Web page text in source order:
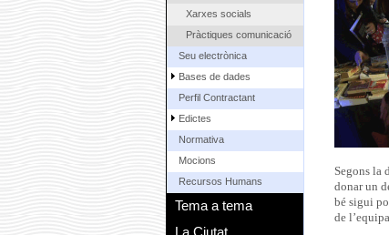
Xarxes socials
Pràctiques comunicació
Seu electrònica
Bases de dades
Perfil Contractant
Edictes
Normativa
Mocions
Recursos Humans
Tema a tema
La Ciutat
Segons la
donar un
bé sigui
de